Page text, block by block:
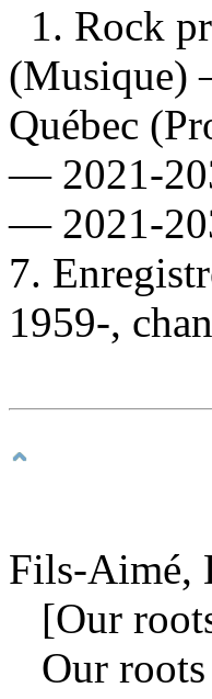
1. Rock
(Musique)
Québec
— 2021-
— 2021-
7.
1959-,
Fils-Aimé,
[Our
Our